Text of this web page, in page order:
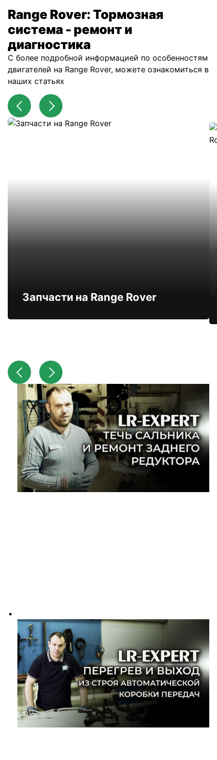
Range Rover: Тормозная
система - ремонт и
диагностика
С более подробной информацией по особенностям
двигателей на Range Rover, можете ознакомиться в
наших статьях
Запчасти на Range Rover